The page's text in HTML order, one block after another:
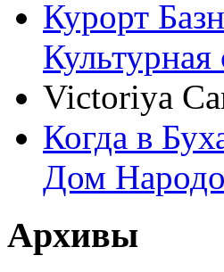
Курорт
Victoriya
Когда в
Дом
Архивы